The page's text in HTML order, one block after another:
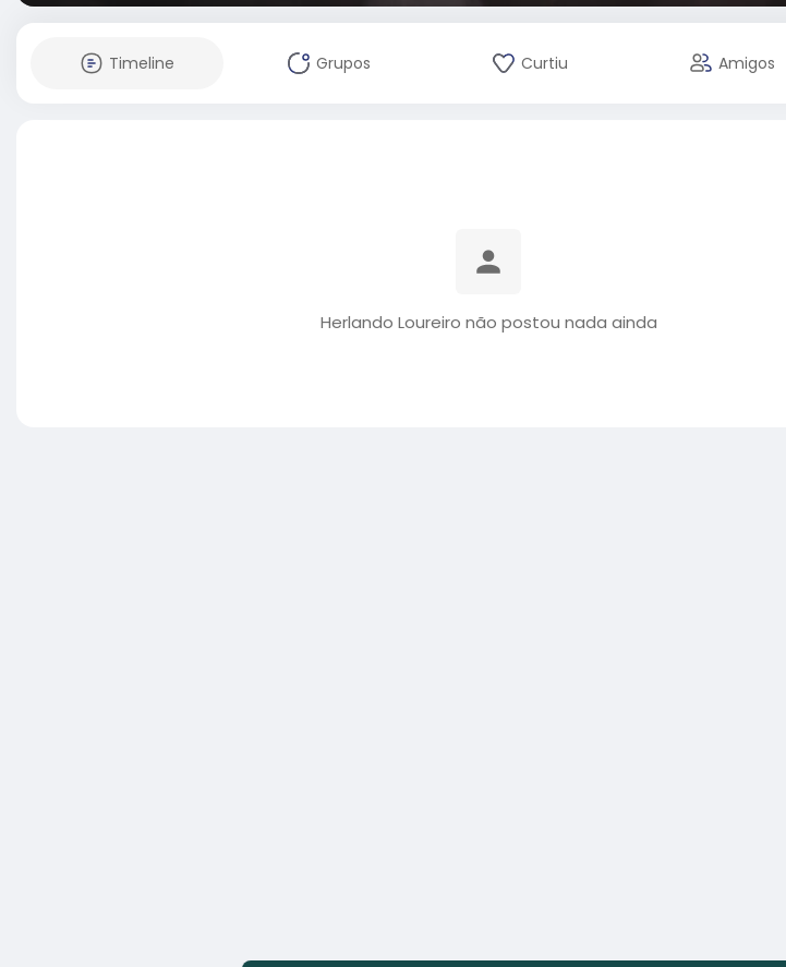
Timeline Grupos Curtiu Amigos
Herlando Loureiro não postou nada ainda